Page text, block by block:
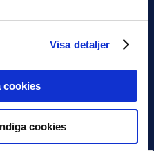
Visa detaljer
cookies
cookies